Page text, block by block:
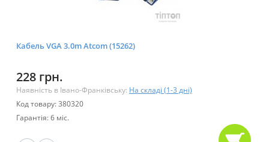
Кабель VGA 3.0m Atcom (15262)
228 грн.
Наявність в Івано-Франківську: На складі (1-3 дні)
Код товару: 380320
Гарантія: 6 міс.